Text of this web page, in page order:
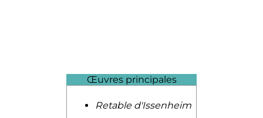
Œuvres principales
Retable d'Issenheim